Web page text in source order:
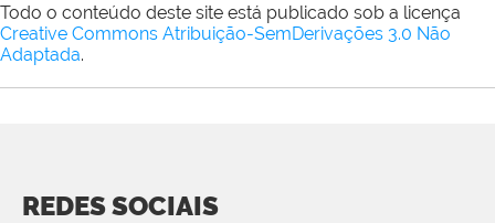
Todo o conteúdo deste site está publicado sob a licença
Creative Commons Atribuição-SemDerivações 3.0 Não
Adaptada.
REDES SOCIAIS